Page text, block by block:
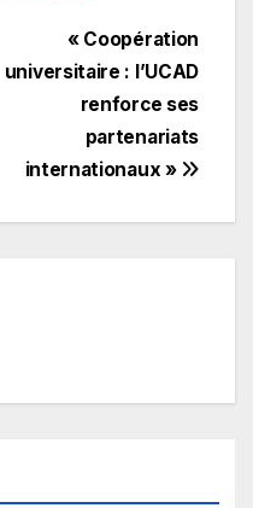
« Coopération
universitaire : l’UCAD
renforce ses
partenariats
internationaux »